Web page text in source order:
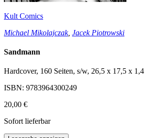
Kult Comics
Michael Mikolajczak, Jacek Piotrowski
Sandmann
Hardcover, 160 Seiten, s/w, 26,5 x 17,5 x 1,4
ISBN: 9783964300249
20,00 €
Sofort lieferbar